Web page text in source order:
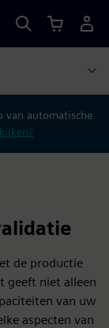
van automatische
de productie
geeft niet alleen
van uw
aspecten van